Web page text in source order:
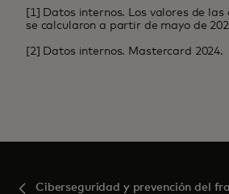
[1] Datos internos. Los valores de las
se calcularon a partir de mayo de
[2] Datos internos. Mastercard 2024.
Ciberseguridad y prevención del